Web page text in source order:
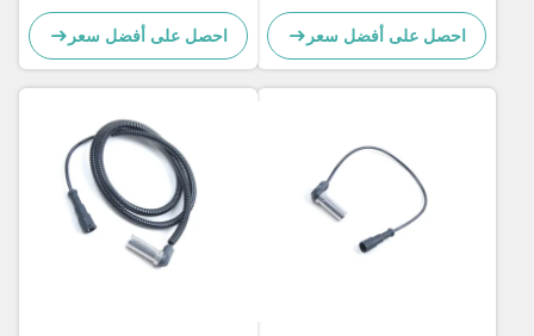
0035421618 1506004
5021170124
احصل على أفضل سعر
4410624870 4410329410
0035423518
احصل على أفضل سعر